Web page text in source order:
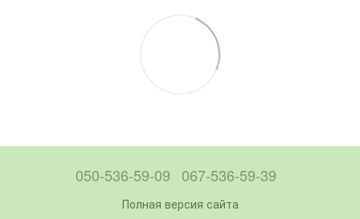
050-536-59-09 067-536-59-39
Полная версия сайта